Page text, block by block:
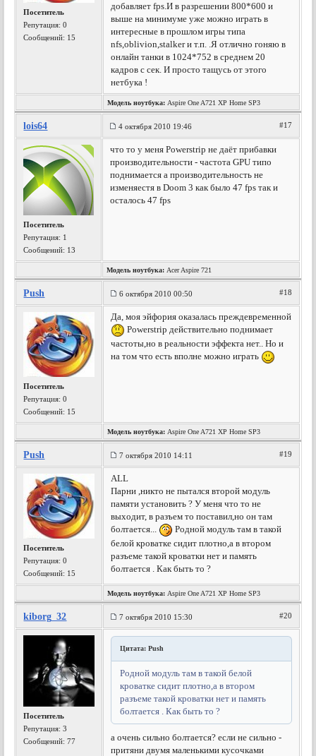
Посетитель
Репутация:0
Сообщений: 15
добавляет fps.И в разрешении 800*600 и
выше на минимуме уже можно играть в
интересные в прошлом игры типа
nfs,oblivion,stalker и т.п. .Я отлично гоняю в
онлайн танки в 1024*752 в среднем 20
кадров с сек. И просто тащусь от этого
нетбука !
Модель ноутбука: Aspire One A721 XP Home SP3
lois64 4 октября 2010 19:46 #17
Посетитель
Репутация: 1
Сообщений: 13
что то у меня Powerstrip не даёт прибавки
производительности - частота GPU типо
поднимается а производительность не
изменяестя в Doom 3 как было 47 fps так и
осталось 47 fps
Модель ноутбука: Acer Aspire 721
Push 6 октября 2010 00:50 #18
Посетитель
Репутация:0
Сообщений: 15
Да, моя эйфория оказалась преждевременной
Powerstrip действительно поднимает
частоты,но в реальности эффекта нет.. Но и
на том что есть вполне можно играть
Модель ноутбука: Aspire One A721 XP Home SP3
Push 7 октября 2010 14:11 #19
Посетитель
Репутация:0
Сообщений: 15
ALL
Парни ,никто не пытался второй модуль
памяти установить ? У меня что то не
выходит, в разъем то поставил,но он там
болтается...
Родной модуль там в такой
белой кроватке сидит плотно,а в втором
разъеме такой кроватки нет и память
болтается . Как быть то ?
Модель ноутбука: Aspire One A721 XP Home SP3
kiborg_32 7 октября 2010 15:30 #20
Посетитель
Репутация:3
Сообщений: 77
Цитата: Push
Родной модуль там в такой белой
кроватке сидит плотно,а в втором
разъеме такой кроватки нет и память
болтается . Как быть то ?
а очень сильно болтается? если не сильно -
притяни двумя маленькими кусочками